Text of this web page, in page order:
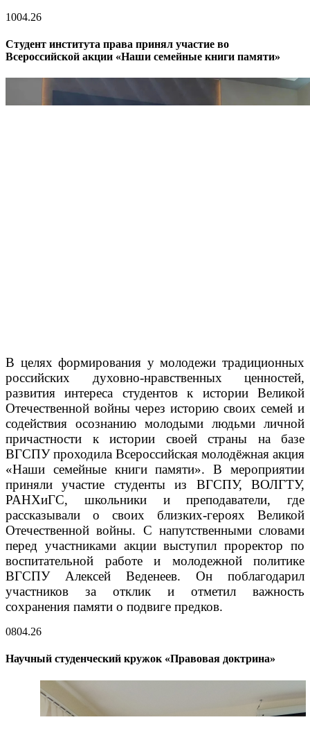
1004.26
Студент института права принял участие во
Всероссийской акции «Наши семейные книги памяти»
В целях формирования у молодежи традиционных
российских духовно-нравственных ценностей,
развития интереса студентов к истории Великой
Отечественной войны через историю своих семей и
содействия осознанию молодыми людьми личной
причастности к истории своей страны на базе
ВГСПУ проходила Всероссийская молодёжная акция
«Наши семейные книги памяти». В мероприятии
приняли участие студенты из ВГСПУ, ВОЛГТУ,
РАНХиГС, школьники и преподаватели, где
рассказывали о своих близких-героях Великой
Отечественной войны. С напутственными словами
перед участниками акции выступил проректор по
воспитательной работе и молодежной политике
ВГСПУ Алексей Веденеев. Он поблагодарил
участников за отклик и отметил важность
сохранения памяти о подвиге предков.
0804.26
Научный студенческий кружок «Правовая доктрина»